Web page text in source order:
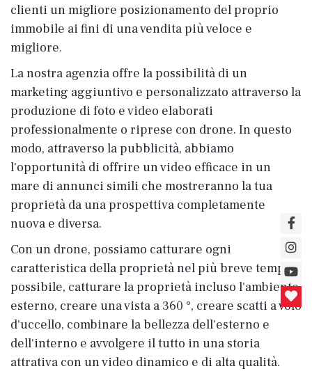
clienti un migliore posizionamento del proprio
immobile ai fini di una vendita più veloce e
migliore.
La nostra agenzia offre la possibilità di un
marketing aggiuntivo e personalizzato attraverso la
produzione di foto e video elaborati
professionalmente o riprese con drone. In questo
modo, attraverso la pubblicità, abbiamo
l'opportunità di offrire un video efficace in un
mare di annunci simili che mostreranno la tua
proprietà da una prospettiva completamente
nuova e diversa.
Con un drone, possiamo catturare ogni
caratteristica della proprietà nel più breve tempo
possibile, catturare la proprietà incluso l'ambiente
esterno, creare una vista a 360 °, creare scatti a volo
d'uccello, combinare la bellezza dell'esterno e
dell'interno e avvolgere il tutto in una storia
attrativa con un video dinamico e di alta qualità.